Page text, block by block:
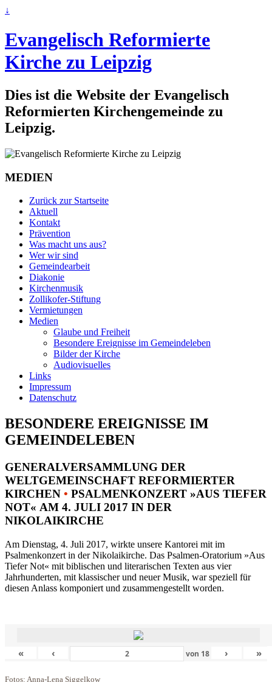
↓
Evangelisch Reformierte
Kirche zu Leipzig
Dies ist die Website der Evangelisch
Reformierten Kirchengemeinde zu
Leipzig.
MEDIEN
Zurück zur Startseite
Aktuell
Kontakt
Prävention
Was macht uns aus?
Wer wir sind
Gemeindearbeit
Diakonie
Kirchenmusik
Zollikofer-Stiftung
Vermietungen
Medien
Glaube und Freiheit
Besondere Ereignisse im Gemeindeleben
Bilder der Kirche
Audiovisuelles
Links
Impressum
Datenschutz
BESONDERE EREIGNISSE IM
GEMEINDELEBEN
GENERALVERSAMMLUNG DER
WELTGEMEINSCHAFT REFORMIERTER
KIRCHEN • PSALMENKONZERT »AUS TIEFER
NOT« AM 4. JULI 2017 IN DER
NIKOLAIKIRCHE
Am Dienstag, 4. Juli 2017, wirkte unsere Kantorei mit im
Psalmenkonzert in der Nikolaikirche. Das Psalmen-Oratorium »Aus
Tiefer Not« mit biblischen und literarischen Texten aus vier
Jahrhunderten, mit klassischer und neuer Musik, war speziell für
diesen Anlass komponiert und zusammengestellt worden.
« ‹ von 18 › »
Fotos: Anna-Lena Siggelkow